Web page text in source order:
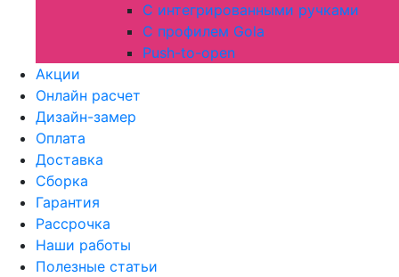
С интегрированными ручками
С профилем Gola
Push-to-open
Акции
Онлайн расчет
Дизайн-замер
Оплата
Доставка
Сборка
Гарантия
Рассрочка
Наши работы
Полезные статьи